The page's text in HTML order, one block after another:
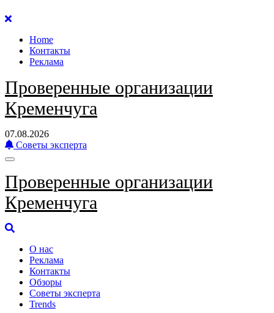
Перейти
содержанию
Home
Контакты
Реклама
Проверенные организации
Кременчуга
07.08.2026
Советы эксперта
Проверенные организации
Кременчуга
О нас
Реклама
Контакты
Обзоры
Советы эксперта
Trends